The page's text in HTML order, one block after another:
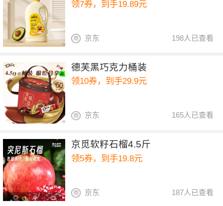
领7券，到手19.89元
198人已查看
京东
德芙黑巧克力桶装
领10券，到手29.9元
165人已查看
京东
京觅软籽石榴4.5斤
领5券，到手19.8元
187人已查看
京东